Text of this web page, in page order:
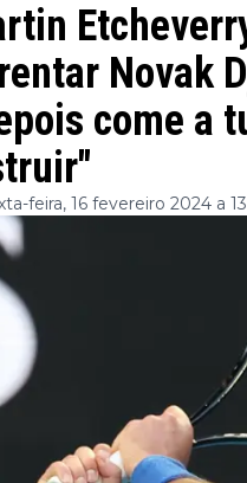
Novak
come a
feira, 16 fevereiro 2024 a